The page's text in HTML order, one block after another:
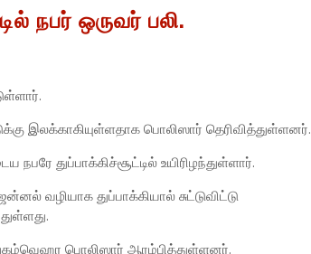
நபர் ஒருவர் பலி.
இலக்காகியுள்ளதாக பொலிஸார் தெரிவித்துள்ளனர்.
துப்பாக்கிச்சூட்டில் உயிரிழந்துள்ளார்.
வழியாக துப்பாக்கியால் சுட்டுவிட்டு
பொலிஸார் ஆரம்பித்துள்ளனர்.